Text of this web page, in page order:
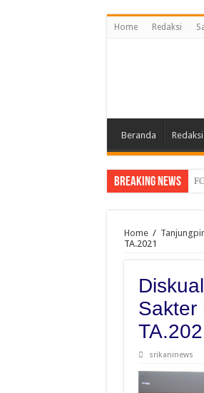
Home Redaksi
Beranda Redaksi
Breaking News
Home /
TA.2021
Sakter
srikaninews